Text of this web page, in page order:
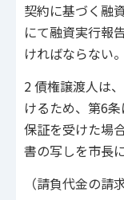
契約に基づく融
にて融資実行報
ければならない。
2 債権譲渡人は
けるため、第6
保証を受けた場
書の写しを市長
（請負代金の請求